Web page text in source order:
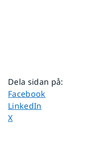
Dela sidan på:
Dela sidan på
Facebook
Dela sidan på
LinkedIn
Dela sidan på
X